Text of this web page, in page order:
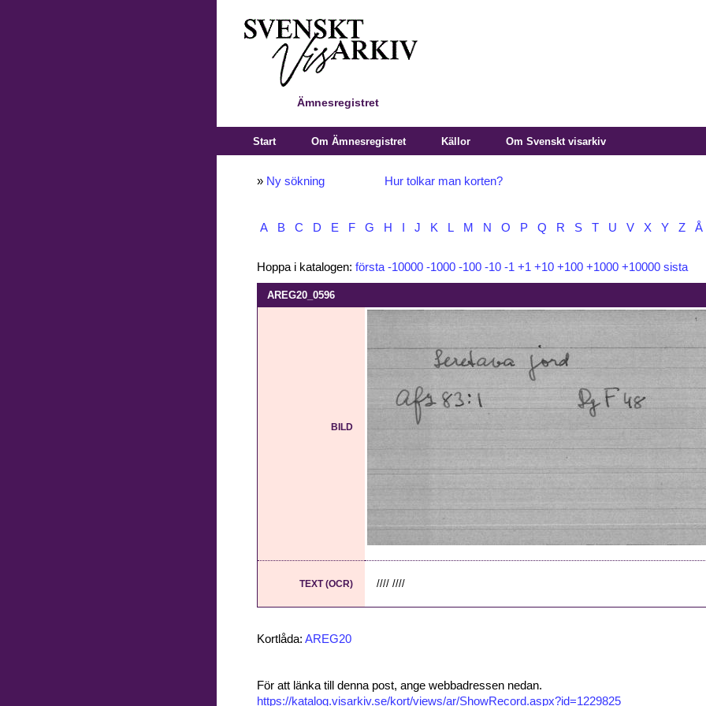
Ämnesregistret
Start Om Ämnesregistret Källor Om Svenskt visarkiv
» Ny sökning Hur tolkar man korten?
A B C D E F G H J K L M N O P Q R S T U V X Y Z Å
Hoppa i katalogen: första -10000 -1000 -100 -10 -1 +1 +10 +100 +1000 +10000 sista
AREG20_0596
BILD
TEXT (OCR) //// ////
Kortlåda: AREG20
För att länka till denna post, ange webbadressen nedan.
https://katalog.visarkiv.se/kort/views/ar/ShowRecord.aspx?id=1229825